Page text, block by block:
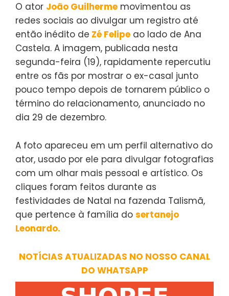
O ator João Guilherme movimentou as
redes sociais ao divulgar um registro até
então inédito de Zé Felipe ao lado de Ana
Castela. A imagem, publicada nesta
segunda-feira (19), rapidamente repercutiu
entre os fãs por mostrar o ex-casal junto
pouco tempo depois de tornarem público o
término do relacionamento, anunciado no
dia 29 de dezembro.
A foto apareceu em um perfil alternativo do
ator, usado por ele para divulgar fotografias
com um olhar mais pessoal e artístico. Os
cliques foram feitos durante as
festividades de Natal na fazenda Talismã,
que pertence à família do sertanejo
Leonardo.
NOTÍCIAS ATUALIZADAS NO NOSSO CANAL
DO WHATSAPP